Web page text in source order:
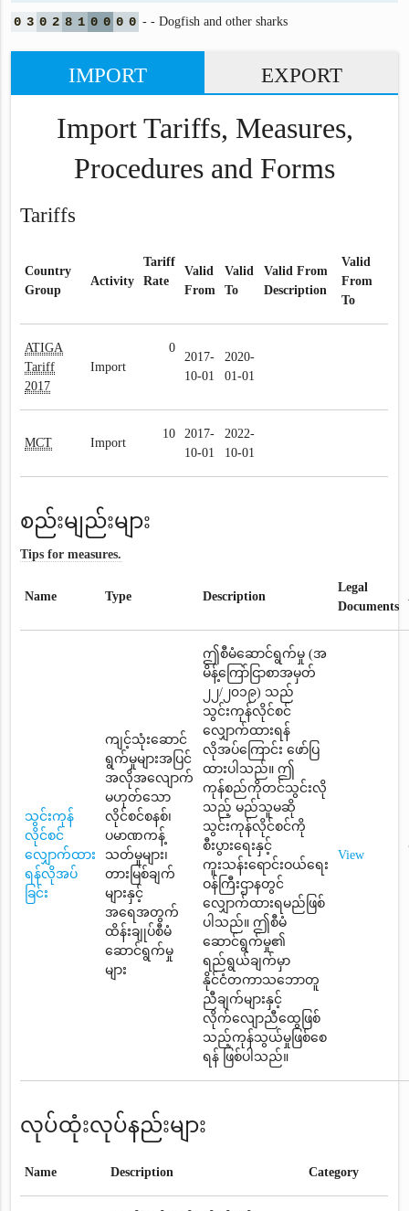
0 3 0 2 8 1 0 0 0 0 - - Dogfish and other sharks
IMPORT EXPORT
Import Tariffs, Measures,
Procedures and Forms
Tariffs
Country
Group
Activity
Tariff
Rate
Valid
From
Valid
To
Valid From
Description
Valid
From
To
ATIGA
Tariff
2017
Import
0
2017-
10-01
2020-
01-01
MCT Import
10
2017-
10-01
2022-
10-01
စည်းမျည်းများ
Tips for measures.
Name Type Description
Legal
Documents
သွင်းကုန်
လိုင်စင်
လျှောက်ထား
ရန်လိုအပ်
ခြင်း
ကျင့်သုံးဆောင်
ရွက်မှုများအပြင်
အလိုအလျောက်
မဟုတ်သော
လိုင်စင်စနစ်၊
ပမာဏကန့်
သတ်မှုများ၊
တားမြစ်ချက်
များနှင့်
အရေအတွက်
ထိန်းချုပ်စီမံ
ဆောင်ရွက်မှု
များ
ဤစီမံဆောင်ရွက်မှု (အ
မိန့်ကြော်ငြာစာအမှတ်
၂၂/၂၀၁၉) သည်
သွင်းကုန်လိုင်စင်
လျှောက်ထားရန်
လိုအပ်ကြောင်း ဖော်ပြ
ထားပါသည်။ ဤ
ကုန်စည်ကိုတင်သွင်းလို
သည့် မည်သူမဆို
သွင်းကုန်လိုင်စင်ကို
စီးပွားရေးနှင့်
ကူးသန်းရောင်းဝယ်ရေး
ဝန်ကြီးဌာနတွင်
လျှောက်ထားရမည်ဖြစ်
ပါသည်။ ဤစီမံ
ဆောင်ရွက်မှု၏
ရည်ရွယ်ချက်မှာ
နိုင်ငံတကာသဘောတူ
ညီချက်များနှင့်
လိုက်လျောညီထွေဖြစ်
သည့်ကုန်သွယ်မှုဖြစ်စေ
ရန် ဖြစ်ပါသည်။
View
လုပ်ထုံးလုပ်နည်းများ
Name Description Category